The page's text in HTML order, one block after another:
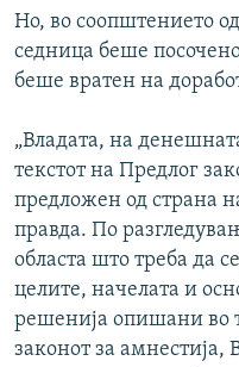
Но, во соопштението
седница беше
беше вратен на
„Владата, на
текстот на Предлог
предложен од страна
правда. По
областа што треба да
целите, начелата и
решенија опишани во
законот за амнестија,